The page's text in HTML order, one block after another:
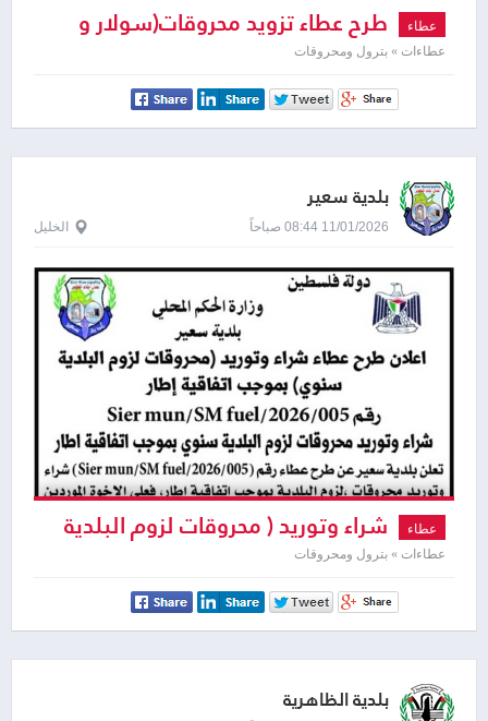
عطاء طرح عطاء تزويد محروقات(سولار و
بنزين ) لآليات ومركبات شركة توزيع كهرباء
الشمال
عطاءات » بترول ومحروقات
بلدية سعير
11/01/2026 08:44 صباحاً الخليل
عطاء شراء وتوريد ( محروقات لزوم البلدية
سنوي )
عطاءات » بترول ومحروقات
بلدية الظاهرية